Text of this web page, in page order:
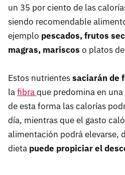
un 35 por ciento de las
siendo recomendable
ejemplo pescados, frutos
magras, mariscos o platos
Estos nutrientessaciarán de
lafibraque predomina en una
de esta forma las calorías
día, mientras que el gasto
alimentación podrá elevarse,
dieta puede propiciar el